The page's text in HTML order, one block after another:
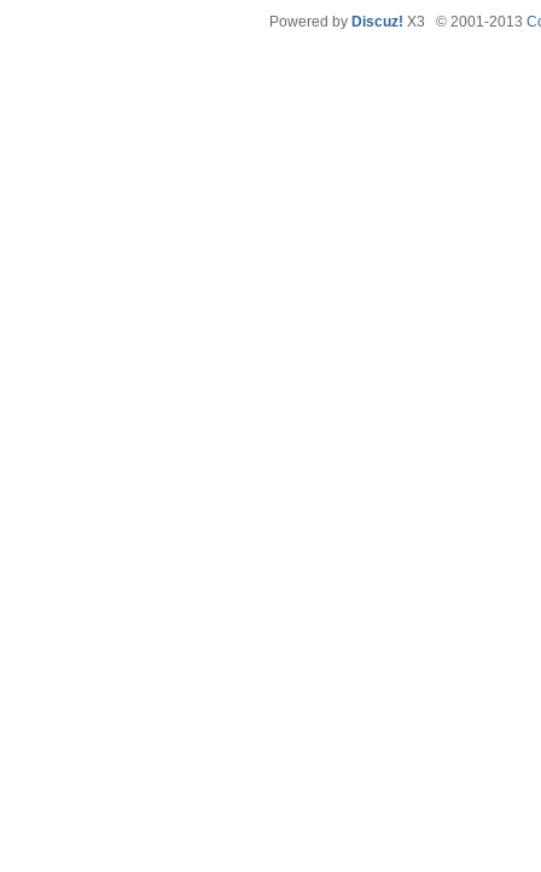
Powered by Discuz! X3 © 2001-2013